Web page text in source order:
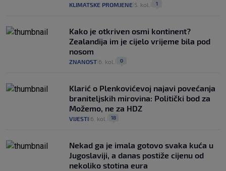
KLIMATSKE PROMJENE 5. kol. 1
Kako je otkriven osmi kontinent?
Zealandija im je cijelo vrijeme bila pod
nosom
ZNANOST 6. kol. 0
Klarić o Plenkovićevoj najavi povećanja
braniteljskih mirovina: Politički bod za
Možemo, ne za HDZ
VIJESTI 6. kol. 18
Nekad ga je imala gotovo svaka kuća u
Jugoslaviji, a danas postiže cijenu od
nekoliko stotina eura